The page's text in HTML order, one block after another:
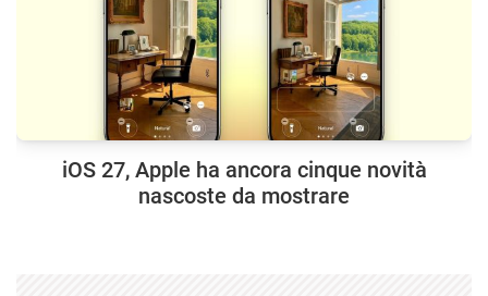
iOS 27, Apple ha ancora cinque novità
nascoste da mostrare